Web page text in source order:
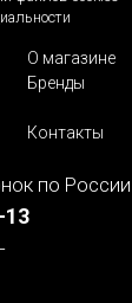
О магазине
Бренды
Контакты
по России
13